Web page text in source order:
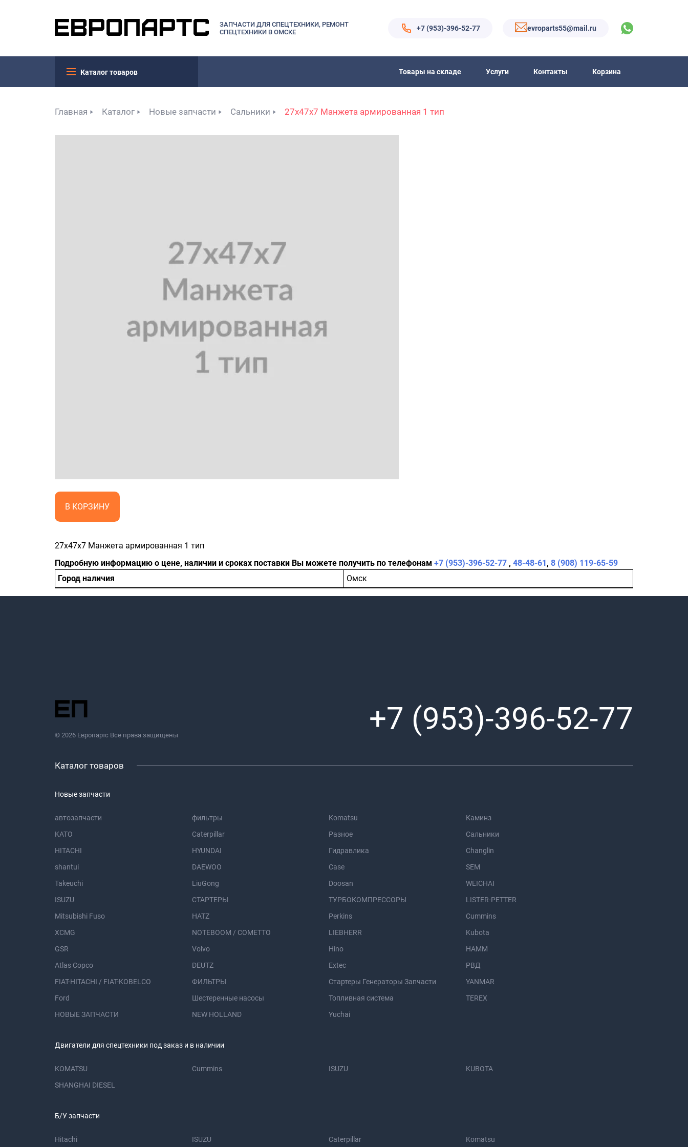
ЗАПЧАСТИ ДЛЯ СПЕЦТЕХНИКИ, РЕМОНТ
СПЕЦТЕХНИКИ В ОМСКЕ
+7 (953)-396-52-77 evroparts55@mail.ru
Каталог товаров Товары на складе Услуги Контакты Корзина
Главная Каталог Новые запчасти Сальники 27x47x7 Манжета армированная 1 тип
В КОРЗИНУ
27x47x7 Манжета армированная 1 тип
Подробную информацию о цене, наличии и сроках поставки Вы можете получить по телефонам +7 (953)-396-52-77 , 48-48-61, 8 (908) 119-65-59
Город наличия
Омск
© 2026 Европартс Все права защищены +7 (953)-396-52-77
Каталог товаров
Новые запчасти
автозапчасти фильтры Komatsu
Каминз
KATO
Caterpillar Разное
Сальники
HITACHI
HYUNDAI Гидравлика
Changlin
shantui
DAEWOO Case
SEM
Takeuchi
LiuGong Doosan
WEICHAI
ISUZU
СТАРТЕРЫ ТУРБОКОМПРЕССОРЫ
LISTER-PETTER
Mitsubishi Fuso
HATZ Perkins
Cummins
XCMG
NOTEBOOM / COMETTO LIEBHERR
Kubota
GSR
Volvo Hino
HAMM
Atlas Copco
DEUTZ Extec
РВД
FIAT-HITACHI / FIAT-KOBELCO
ФИЛЬТРЫ Стартеры Генераторы Запчасти
YANMAR
Ford
Шестеренные насосы Топливная система
TEREX
НОВЫЕ ЗАПЧАСТИ
NEW HOLLAND Yuchai
Двигатели для спецтехники под заказ и в наличии
KOMATSU Cummins ISUZU
KUBOTA
SHANGHAI DIESEL
Б/У запчасти
Hitachi ISUZU Caterpillar Komatsu